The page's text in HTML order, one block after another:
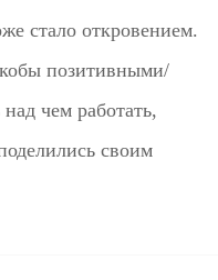
стало откровением.
позитивными/
чем работать,
своим